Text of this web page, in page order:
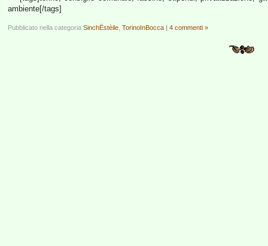
ambiente[/tags]
Pubblicato nella categoria SinchËstèile TorinoInBocca | 4 commenti »